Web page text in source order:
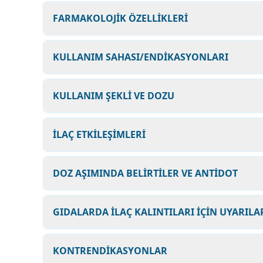
FARMAKOLOJİK ÖZELLİKLERİ
KULLANIM SAHASI/ENDİKASYONLARI
KULLANIM ŞEKLİ VE DOZU
İLAÇ ETKİLEŞİMLERİ
DOZ AŞIMINDA BELİRTİLER VE ANTİDOT
GIDALARDA İLAÇ KALINTILARI İÇİN
KONTRENDİKASYONLAR